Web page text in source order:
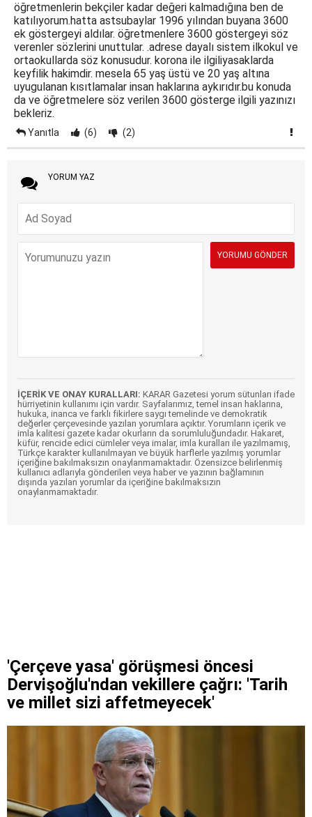
öğretmenlerin bekçiler kadar değeri kalmadığına ben de
katılıyorum.hatta astsubaylar 1996 yılından buyana 3600
ek göstergeyi aldılar. öğretmenlere 3600 göstergeyi söz
verenler sözlerini unuttular. .adrese dayalı sistem ilkokul ve
ortaokullarda söz konusudur. korona ile ilgiliyasaklarda
keyfilik hakimdir. mesela 65 yaş üstü ve 20 yaş altına
uyugulanan kısıtlamalar insan haklarına aykırıdır.bu konuda
da ve öğretmelere söz verilen 3600 gösterge ilgili yazınızı
bekleriz.
Yanıtla (6) (2)
YORUM YAZ
İÇERİK VE ONAY KURALLARI: KARAR Gazetesi yorum sütunları ifade
hürriyetinin kullanımı için vardır. Sayfalarımız, temel insan haklarına,
hukuka, inanca ve farklı fikirlere saygı temelinde ve demokratik
değerler çerçevesinde yazılan yorumlara açıktır. Yorumların içerik ve
imla kalitesi gazete kadar okurların da sorumluluğundadır. Hakaret,
küfür, rencide edici cümleler veya imalar, imla kuralları ile yazılmamış,
Türkçe karakter kullanılmayan ve büyük harflerle yazılmış yorumlar
içeriğine bakılmaksızın onaylanmamaktadır. Özensizce belirlenmiş
kullanıcı adlarıyla gönderilen veya haber ve yazının bağlamının
dışında yazılan yorumlar da içeriğine bakılmaksızın
onaylanmamaktadır.
'Çerçeve yasa' görüşmesi öncesi
Dervişoğlu'ndan vekillere çağrı: 'Tarih
ve millet sizi affetmeyecek'